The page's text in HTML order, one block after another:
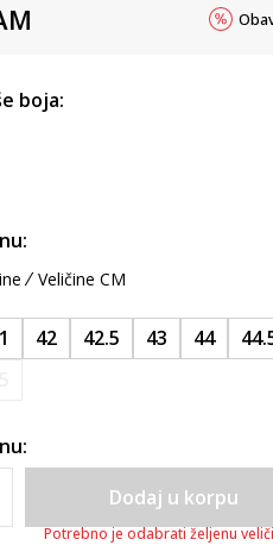
boja:
Veličine CM
42 42.5 43 44
Dodaj u korpu
Potrebno je odabrati željenu